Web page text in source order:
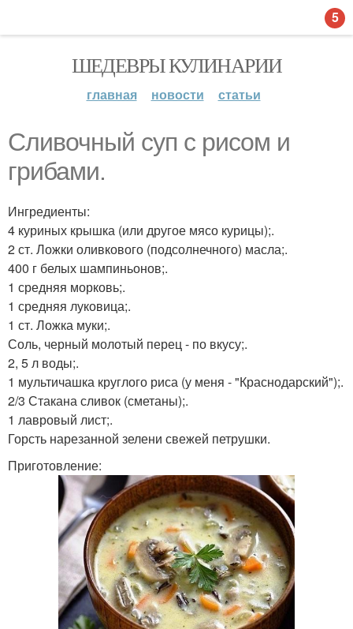
ШЕДЕВРЫ КУЛИНАРИИ
главная новости статьи
Сливочный суп с рисом и
грибами.
Ингредиенты:
4 куриных крышка (или другое мясо курицы);.
2 ст. Ложки оливкового (подсолнечного) масла;.
400 г белых шампиньонов;.
1 средняя морковь;.
1 средняя луковица;.
1 ст. Ложка муки;.
Соль, черный молотый перец - по вкусу;.
2, 5 л воды;.
1 мультичашка круглого риса (у меня - "Краснодарский");.
2/3 Стакана сливок (сметаны);.
1 лавровый лист;.
Горсть нарезанной зелени свежей петрушки.
Приготовление:
5